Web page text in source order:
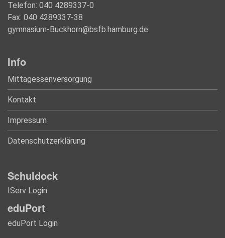
Telefon: 040 4289337-0
Fax: 040 4289337-38
gymnasium-Buckhorn@bsfb.hamburg.de
Info
Mittagessenversorgung
Kontakt
Impressum
Datenschutzerklärung
Schuldock
IServ Login
eduPort
eduPort Login